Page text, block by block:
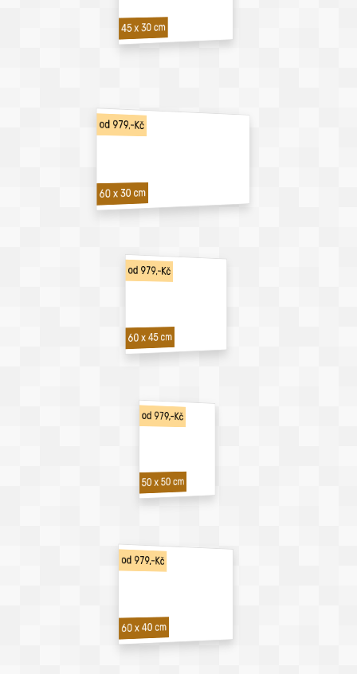
45 x 30 cm
od 979,-Kč
60 x 30 cm
od 979,-Kč
60 x 45 cm
od 979,-Kč
50 x 50 cm
od 979,-Kč
60 x 40 cm